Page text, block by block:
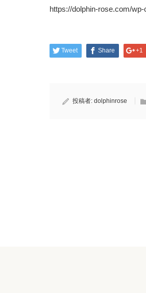
https://dolphin-rose.com/
Tweet Share +1
投稿者: dolphinrose